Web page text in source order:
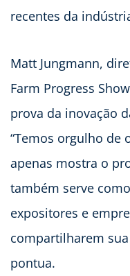
recentes da
Matt Jungmann,
Farm Progress
prova da inovação
“Temos orgulho de
apenas mostra o
também serve
expositores e
compartilharem
pontua.